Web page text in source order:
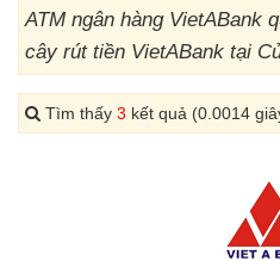
ATM ngân hàng VietABank
cây rút tiền VietABank tại
Tìm thấy 3 kết quả (0.0014